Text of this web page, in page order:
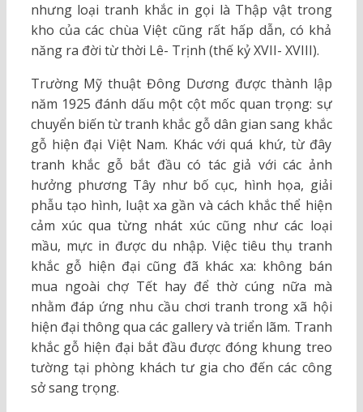
nhưng loại tranh khắc in gọi là Thập vật trong
kho của các chùa Việt cũng rất hấp dẫn, có khả
năng ra đời từ thời Lê- Trịnh (thế kỷ XVII- XVIII).
Trường Mỹ thuật Đông Dương được thành lập
năm 1925 đánh dấu một cột mốc quan trọng: sự
chuyển biến từ tranh khắc gỗ dân gian sang khắc
gỗ hiện đại Việt Nam. Khác với quá khứ, từ đây
tranh khắc gỗ bắt đầu có tác giả với các ảnh
hưởng phương Tây như bố cục, hình họa, giải
phẫu tạo hình, luật xa gần và cách khắc thể hiện
cảm xúc qua từng nhát xúc cũng như các loại
mầu, mực in được du nhập. Việc tiêu thụ tranh
khắc gỗ hiện đại cũng đã khác xa: không bán
mua ngoài chợ Tết hay để thờ cúng nữa mà
nhằm đáp ứng nhu cầu chơi tranh trong xã hội
hiện đại thông qua các gallery và triển lãm. Tranh
khắc gỗ hiện đại bắt đầu được đóng khung treo
tường tại phòng khách tư gia cho đến các công
sở sang trọng.